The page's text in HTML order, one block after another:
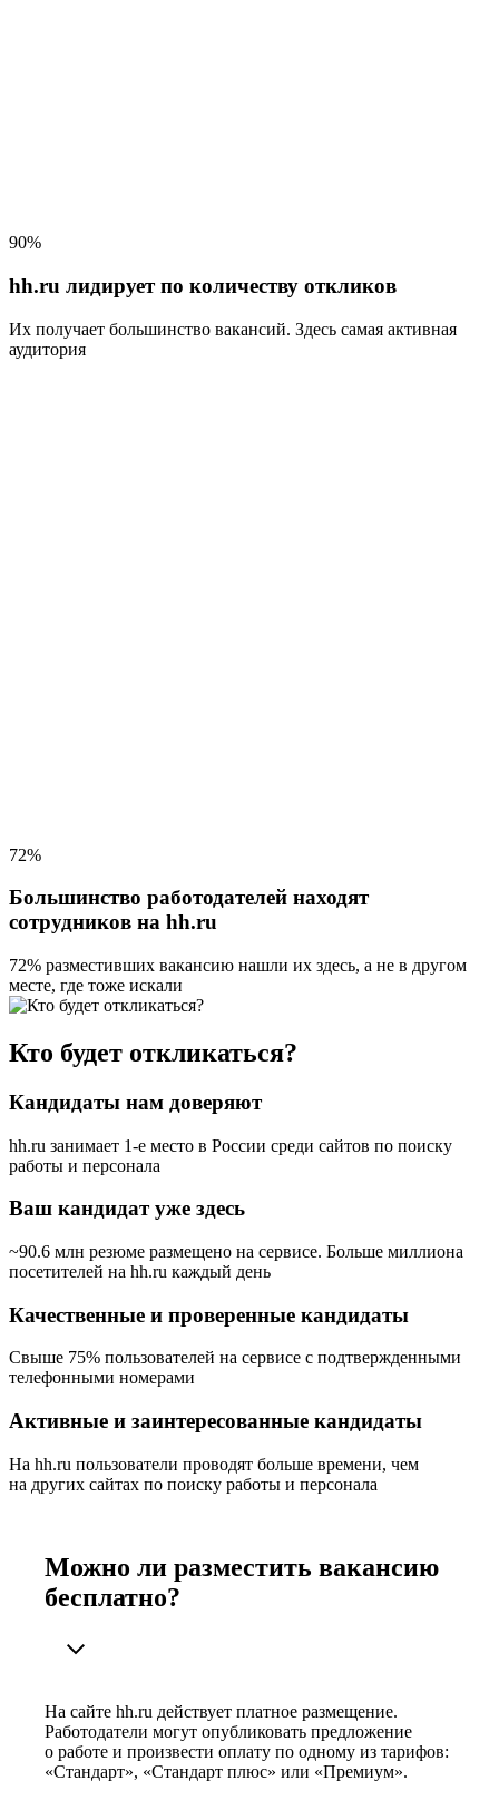
90%
hh.ru лидирует по количеству откликов
Их получает большинство вакансий. Здесь самая активная
аудитория
72%
Большинство работодателей находят
сотрудников на hh.ru
72% разместивших вакансию нашли их здесь, а не в другом
месте, где тоже искали
Кто будет откликаться?
Кандидаты нам доверяют
hh.ru занимает 1-е место в России среди сайтов по поиску
работы и персонала
Ваш кандидат уже здесь
~90.6 млн резюме размещено на сервисе. Больше миллиона
посетителей на hh.ru каждый день
Качественные и проверенные кандидаты
Свыше 75% пользователей на сервисе с подтвержденными
телефонными номерами
Активные и заинтересованные кандидаты
На hh.ru пользователи проводят больше времени, чем
на других сайтах по поиску работы и персонала
Можно ли разместить вакансию
бесплатно?
На сайте hh.ru действует платное размещение.
Работодатели могут опубликовать предложение
о работе и произвести оплату по одному из тарифов:
«Стандарт», «Стандарт плюс» или «Премиум».